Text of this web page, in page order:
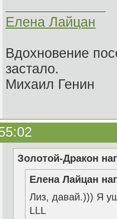
Елена Лайцан
Вдохновение
застало.
Михаил Генин
Золотой-Дракон
Елена Лайцан
Лиз, давай.))) Я
LLL